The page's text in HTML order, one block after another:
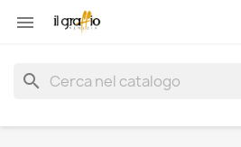

search